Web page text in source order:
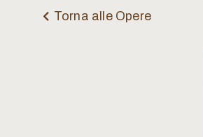
Torna alle Opere